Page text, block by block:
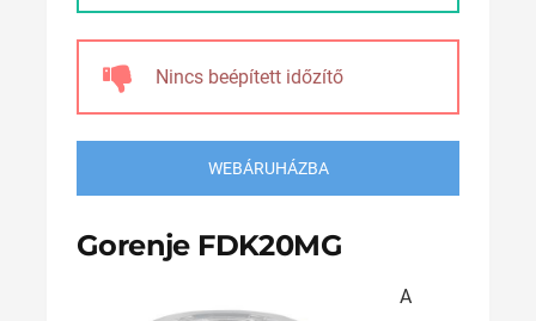
Nincs beépített időzítő
WEBÁRUHÁZBA
Gorenje FDK20MG
A